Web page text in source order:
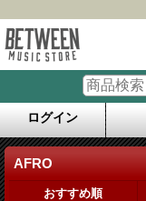
ログイン
AFRO
おすすめ順